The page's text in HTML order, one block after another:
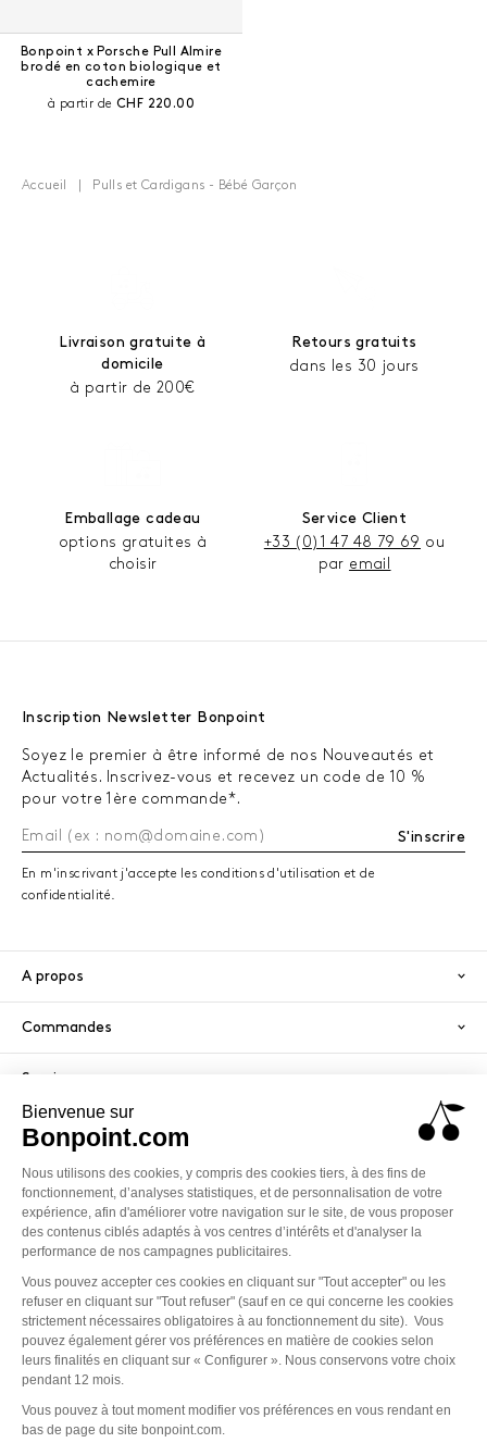
Bonpoint x Porsche Pull Almire
brodé en coton biologique et
cachemire
à partir de Prix courant :
CHF 220.00
Accueil Pulls et Cardigans - Bébé Garçon
Livraison gratuite à
domicile
à partir de 200€
Retours gratuits
dans les 30 jours
Emballage cadeau
options gratuites à
choisir
Service Client
+33 (0)1 47 48 79 69 ou
par email
Inscription Newsletter Bonpoint
Soyez le premier à être informé de nos Nouveautés et
Actualités. Inscrivez-vous et recevez un code de 10 %
pour votre 1ère commande*.
S'inscrire
En m'inscrivant j'accepte les conditions d'utilisation et de
confidentialité.
A propos
Commandes
Services
Paiement sécurisé
PayPal
Visa
Mastercard
Klarna
Politique de confidentialité